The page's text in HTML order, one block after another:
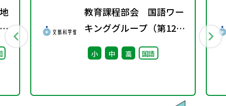
教育課程部会 国語ワー
キンググループ（第12
回） 配付資料
小 中 高 国語